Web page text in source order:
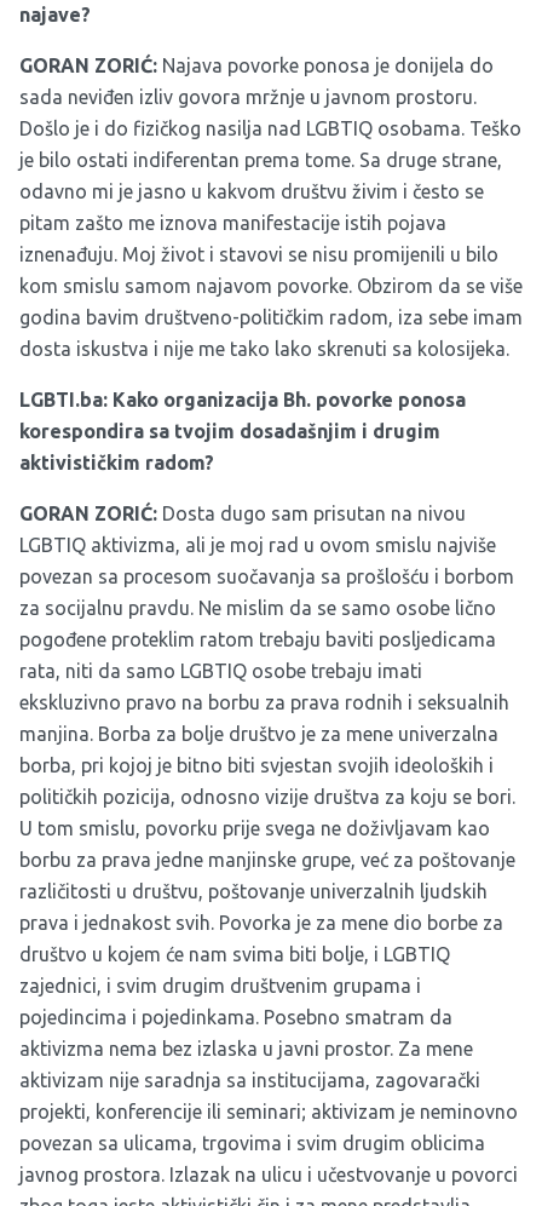
najave?
GORAN ZORIĆ: Najava povorke ponosa je donijela do
sada neviđen izliv govora mržnje u javnom prostoru.
Došlo je i do fizičkog nasilja nad LGBTIQ osobama. Teško
je bilo ostati indiferentan prema tome. Sa druge strane,
odavno mi je jasno u kakvom društvu živim i često se
pitam zašto me iznova manifestacije istih pojava
iznenađuju. Moj život i stavovi se nisu promijenili u bilo
kom smislu samom najavom povorke. Obzirom da se više
godina bavim društveno-političkim radom, iza sebe imam
dosta iskustva i nije me tako lako skrenuti sa kolosijeka.
LGBTI.ba: Kako organizacija Bh. povorke ponosa
korespondira sa tvojim dosadašnjim i drugim
aktivističkim radom?
GORAN ZORIĆ: Dosta dugo sam prisutan na nivou
LGBTIQ aktivizma, ali je moj rad u ovom smislu najviše
povezan sa procesom suočavanja sa prošlošću i borbom
za socijalnu pravdu. Ne mislim da se samo osobe lično
pogođene proteklim ratom trebaju baviti posljedicama
rata, niti da samo LGBTIQ osobe trebaju imati
ekskluzivno pravo na borbu za prava rodnih i seksualnih
manjina. Borba za bolje društvo je za mene univerzalna
borba, pri kojoj je bitno biti svjestan svojih ideoloških i
političkih pozicija, odnosno vizije društva za koju se bori.
U tom smislu, povorku prije svega ne doživljavam kao
borbu za prava jedne manjinske grupe, već za poštovanje
različitosti u društvu, poštovanje univerzalnih ljudskih
prava i jednakost svih. Povorka je za mene dio borbe za
društvo u kojem će nam svima biti bolje, i LGBTIQ
zajednici, i svim drugim društvenim grupama i
pojedincima i pojedinkama. Posebno smatram da
aktivizma nema bez izlaska u javni prostor. Za mene
aktivizam nije saradnja sa institucijama, zagovarački
projekti, konferencije ili seminari; aktivizam je neminovno
povezan sa ulicama, trgovima i svim drugim oblicima
javnog prostora. Izlazak na ulicu i učestvovanje u povorci